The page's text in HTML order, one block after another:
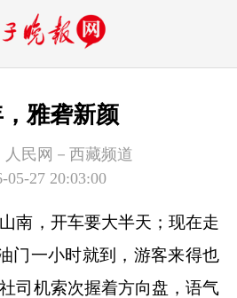
雅砻新颜
人民网－西藏频道
05-27 20:03:00
南，开车要大半天；现在走
门一小时就到，游客来得也
司机索次握着方向盘，语气